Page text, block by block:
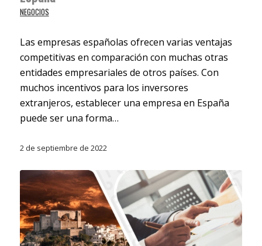
NEGOCIOS
Las empresas españolas ofrecen varias ventajas
competitivas en comparación con muchas otras
entidades empresariales de otros países. Con
muchos incentivos para los inversores
extranjeros, establecer una empresa en España
puede ser una forma…
2 de septiembre de 2022